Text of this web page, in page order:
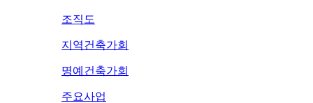
조직도
지역건축가회
명예건축가회
주요사업